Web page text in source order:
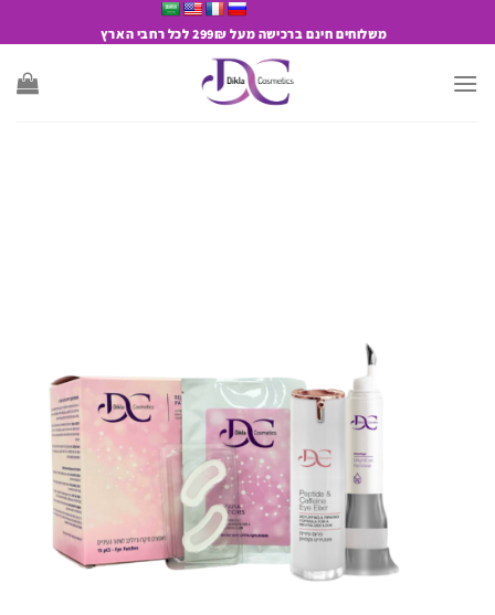
to
משלוחים חינם ברכישה מעל 299₪ לכל רחבי הארץ